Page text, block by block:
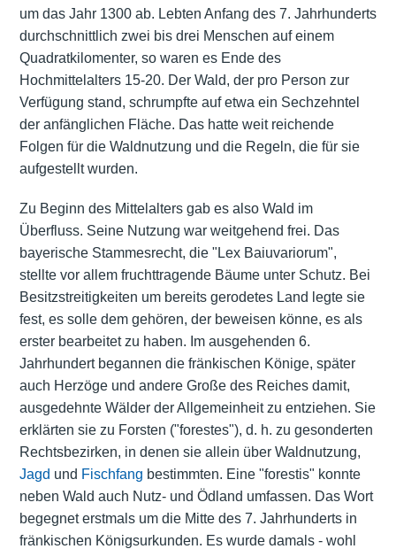
um das Jahr 1300 ab. Lebten Anfang des 7. Jahrhunderts
durchschnittlich zwei bis drei Menschen auf einem
Quadratkilomenter, so waren es Ende des
Hochmittelalters 15-20. Der Wald, der pro Person zur
Verfügung stand, schrumpfte auf etwa ein Sechzehntel
der anfänglichen Fläche. Das hatte weit reichende
Folgen für die Waldnutzung und die Regeln, die für sie
aufgestellt wurden.
Zu Beginn des Mittelalters gab es also Wald im
Überfluss. Seine Nutzung war weitgehend frei. Das
bayerische Stammesrecht, die "Lex Baiuvariorum",
stellte vor allem fruchttragende Bäume unter Schutz. Bei
Besitzstreitigkeiten um bereits gerodetes Land legte sie
fest, es solle dem gehören, der beweisen könne, es als
erster bearbeitet zu haben. Im ausgehenden 6.
Jahrhundert begannen die fränkischen Könige, später
auch Herzöge und andere Große des Reiches damit,
ausgedehnte Wälder der Allgemeinheit zu entziehen. Sie
erklärten sie zu Forsten ("forestes"), d. h. zu gesonderten
Rechtsbezirken, in denen sie allein über Waldnutzung,
Jagd und Fischfang bestimmten. Eine "forestis" konnte
neben Wald auch Nutz- und Ödland umfassen. Das Wort
begegnet erstmals um die Mitte des 7. Jahrhunderts in
fränkischen Königsurkunden. Es wurde damals - wohl